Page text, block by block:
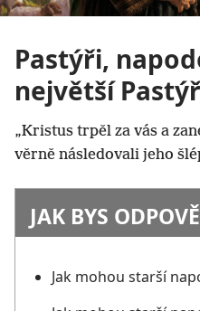
Pastýři,
největší
„Kristus trpěl za vás a
věrně následovali jeho
JAK BYS
Jak mohou starší